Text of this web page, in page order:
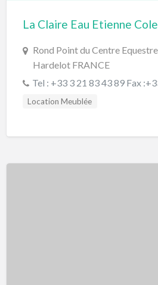
La Claire Eau Etienne
Rond Point du Centre
Hardelot FRANCE
Tel : +33 3 21 83 43 89 Fax
Location Meublée